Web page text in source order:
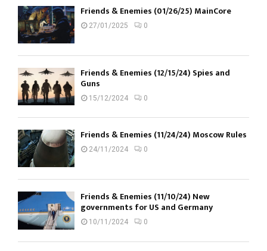
Friends & Enemies (01/26/25) MainCore
27/01/2025 0
Friends & Enemies (12/15/24) Spies and
Guns
15/12/2024 0
Friends & Enemies (11/24/24) Moscow Rules
24/11/2024 0
Friends & Enemies (11/10/24) New
governments for US and Germany
10/11/2024 0